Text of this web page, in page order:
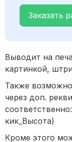
Заказать
Выводит на
картинкой,
Также
через доп.
кик_Высота)
Кроме этого